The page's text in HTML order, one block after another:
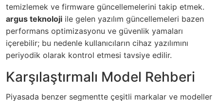
temizlemek ve firmware güncellemelerini takip etmek.
argus teknoloji ile gelen yazılım güncellemeleri bazen
performans optimizasyonu ve güvenlik yamaları
içerebilir; bu nedenle kullanıcıların cihaz yazılımını
periyodik olarak kontrol etmesi tavsiye edilir.
Karşılaştırmalı Model Rehberi
Piyasada benzer segmentte çeşitli markalar ve modeller